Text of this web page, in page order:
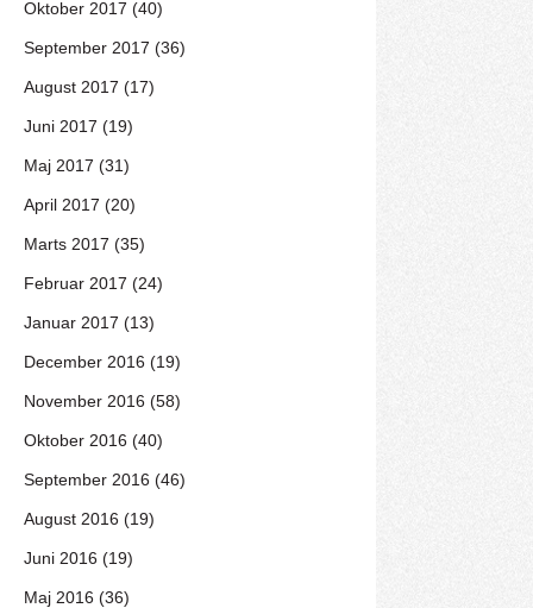
Oktober 2017 (40)
September 2017 (36)
August 2017 (17)
Juni 2017 (19)
Maj 2017 (31)
April 2017 (20)
Marts 2017 (35)
Februar 2017 (24)
Januar 2017 (13)
December 2016 (19)
November 2016 (58)
Oktober 2016 (40)
September 2016 (46)
August 2016 (19)
Juni 2016 (19)
Maj 2016 (36)